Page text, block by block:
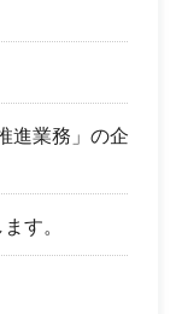
進業務」の企
す。